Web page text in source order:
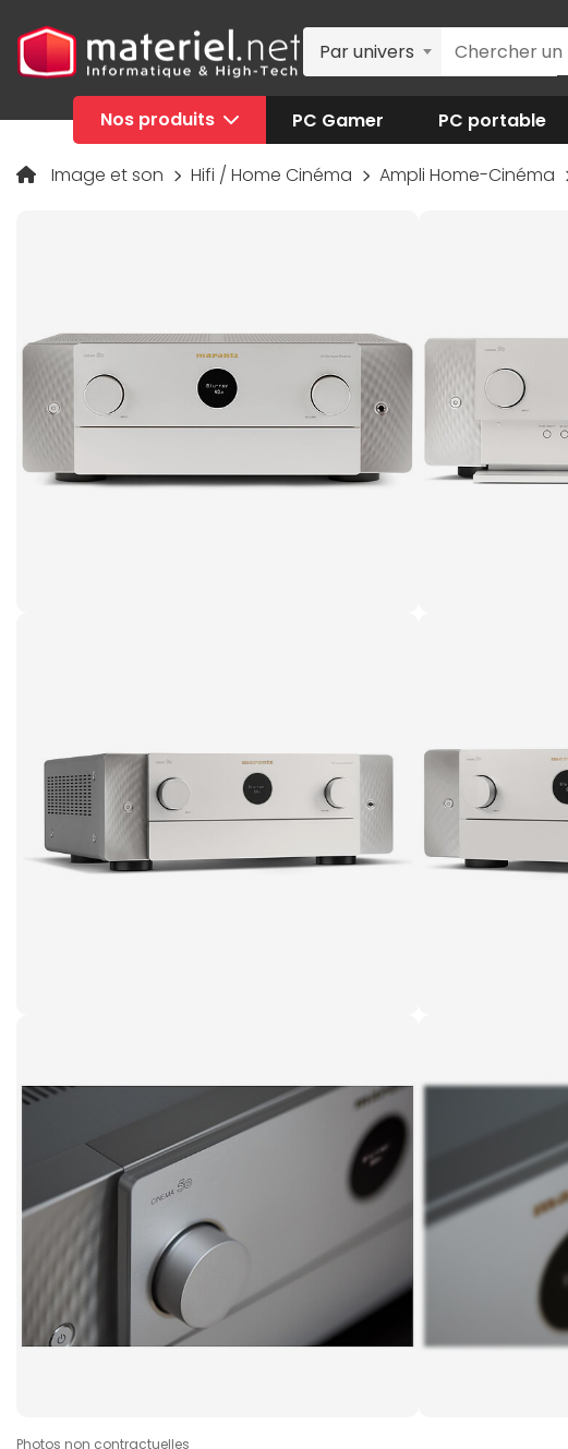
Par univers
Nos produits PC Gamer PC portable
Image et son Hifi / Home Cinéma Ampli Home-Cinéma
Photos non contractuelles